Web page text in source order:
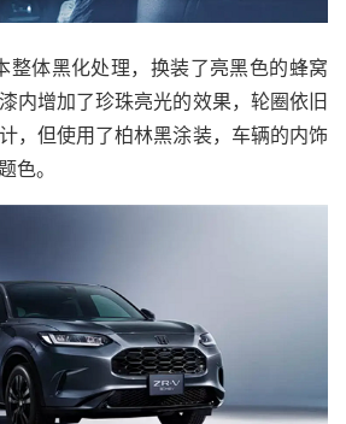
体黑化处理，换装了亮黑色的蜂窝
内增加了珍珠亮光的效果，轮圈依旧
，但使用了柏林黑涂装，车辆的内饰
色。